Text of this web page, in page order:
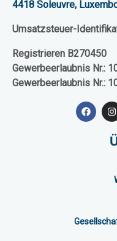
4418 Soleuvre,
Umsatzsteuer-
Registrieren B270450
Gewerbeerlaubnis Nr.:
Gewerbeerlaubnis Nr.: